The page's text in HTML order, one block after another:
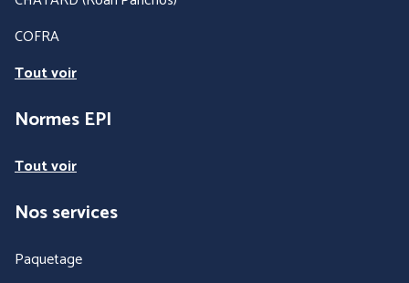
COFRA
Tout voir
Normes EPI
Tout voir
Nos services
Paquetage